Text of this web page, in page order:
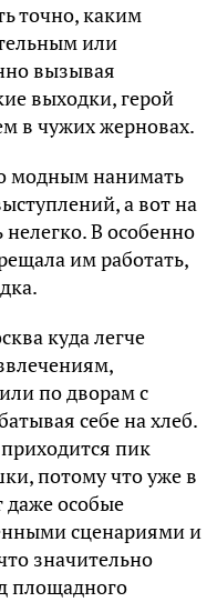
точно, каким
или
вызывая
выходки, герой
в чужих жерновах.
модным нанимать
а вот на
В особенно
им работать,
куда легче
по дворам с
себе на хлеб.
пик
потому что уже в
даже особые
сценариями и
значительно
площадного